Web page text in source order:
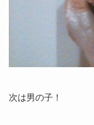
次は男の子！